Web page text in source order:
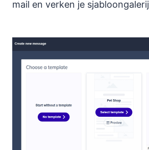
mail en verken je sjabloongalerij